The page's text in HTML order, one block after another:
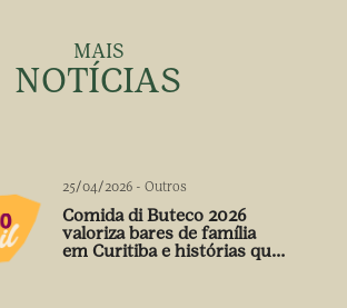
MAIS
NOTÍCIAS
25/04/2026 - Outros
Comida di Buteco 2026
valoriza bares de família
em Curitiba e histórias que